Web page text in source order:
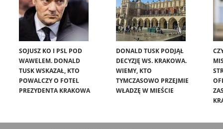
SOJUSZ KO I PSL POD
WAWELEM. DONALD
TUSK WSKAZAŁ, KTO
POWALCZY O FOTEL
PREZYDENTA KRAKOWA
DONALD TUSK PODJĄŁ
DECYZJĘ WS. KRAKOWA.
WIEMY, KTO
TYMCZASOWO PRZEJMIE
WŁADZĘ W MIEŚCIE